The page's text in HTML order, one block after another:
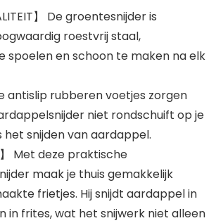
】 De groentesnijder is
roestvrij staal,
spoelen en schoon te maken na elk
antislip rubberen voetjes zorgen
niet rondschuift op je
snijden van aardappel.
】 Met deze praktische
maak je thuis gemakkelijk
frietjes. Hij snijdt aardappel in
in frites, wat het snijwerk niet alleen